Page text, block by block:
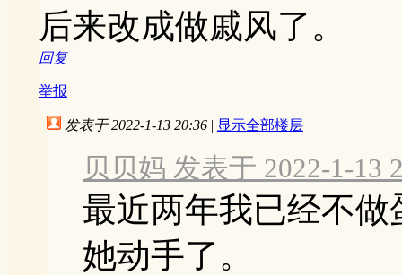
后来改成做戚风了。
回复
举报
发表于 2022-1-13 20:36 | 显示全部楼层
贝贝妈 发表于 2022-1-13
最近两年我已经不
她动手了。